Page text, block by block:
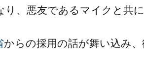
り、悪友であるマイクと共
からの採用の話が舞い込み